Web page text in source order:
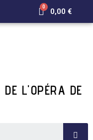
0,00 €
DE L'OPÉRA DE